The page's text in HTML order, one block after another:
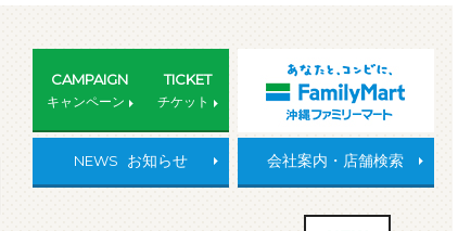
CAMPAIGN
キャンペーン
TICKET
チケット
NEWS お知らせ 会社案内・店舗検索